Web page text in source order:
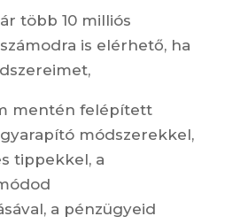
több 10 milliós
is elérhető, ha
mentén felépített
módszerekkel,
tippekkel, a
a pénzügyeid